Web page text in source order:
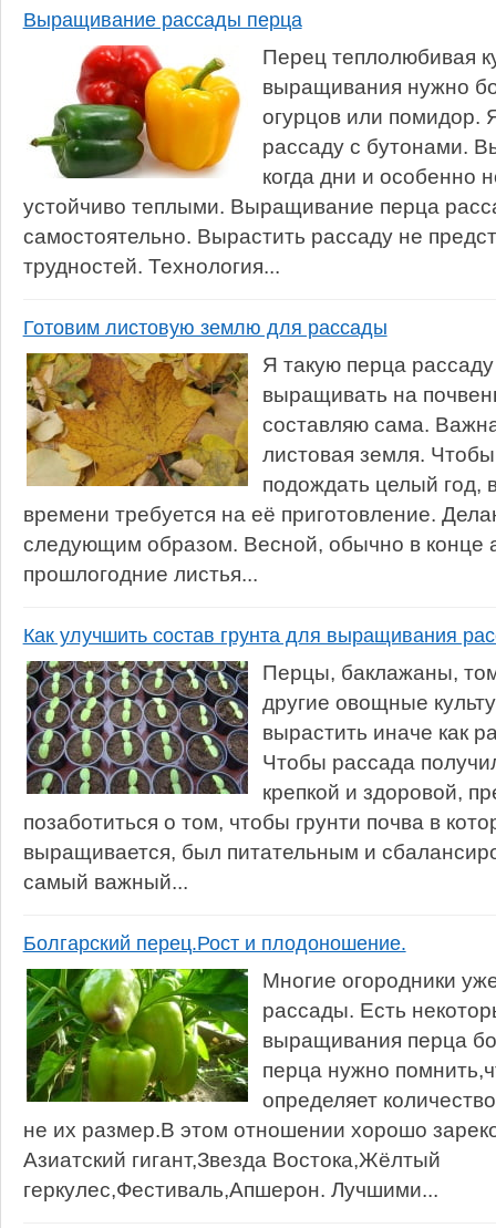
Выращивание рассады перца
Перец теплолюбивая
выращивания нужно
огурцов или помидор.
рассаду с бутонами.
когда дни и особенно
устойчиво теплыми. Выращивание перца
самостоятельно. Вырастить рассаду не
трудностей. Технология...
Готовим листовую землю для рассады
Я такую перца
выращивать на
составляю сама.
листовая земля.
подождать целый год,
времени требуется на её приготовление.
следующим образом. Весной, обычно в конце
прошлогодние листья...
Как улучшить состав грунта для выращивания
Перцы, баклажаны,
другие овощные
вырастить иначе как
Чтобы рассада
крепкой и здоровой,
позаботиться о том, чтобы грунти почва в
выращивается, был питательным и
самый важный...
Болгарский перец.Рост и плодоношение.
Многие огородники
рассады. Есть
выращивания перца
перца нужно
определяет
не их размер.В этом отношении хорошо
Азиатский гигант,Звезда Востока,Жёлтый
геркулес,Фестиваль,Апшерон. Лучшими...